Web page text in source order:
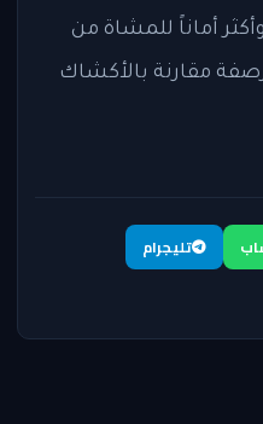
أماناً للمشاة من
مقارنة بالأكشاك
تليجرام